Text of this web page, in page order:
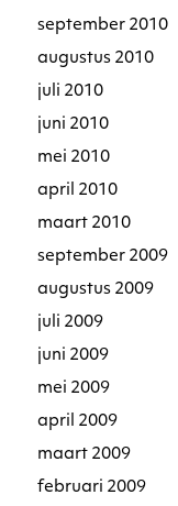
september 2010
augustus 2010
juli 2010
juni 2010
mei 2010
april 2010
maart 2010
september 2009
augustus 2009
juli 2009
juni 2009
mei 2009
april 2009
maart 2009
februari 2009